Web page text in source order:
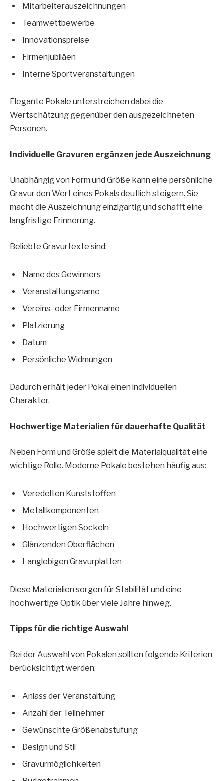
Mitarbeiterauszeichnungen
Teamwettbewerbe
Innovationspreise
Firmenjubiläen
Interne Sportveranstaltungen
Elegante Pokale unterstreichen dabei die
Wertschätzung gegenüber den ausgezeichneten
Personen.
Individuelle Gravuren ergänzen jede Auszeichnung
Unabhängig von Form und Größe kann eine persönliche
Gravur den Wert eines Pokals deutlich steigern. Sie
macht die Auszeichnung einzigartig und schafft eine
langfristige Erinnerung.
Beliebte Gravurtexte sind:
Name des Gewinners
Veranstaltungsname
Vereins- oder Firmenname
Platzierung
Datum
Persönliche Widmungen
Dadurch erhält jeder Pokal einen individuellen
Charakter.
Hochwertige Materialien für dauerhafte Qualität
Neben Form und Größe spielt die Materialqualität eine
wichtige Rolle. Moderne Pokale bestehen häufig aus:
Veredelten Kunststoffen
Metallkomponenten
Hochwertigen Sockeln
Glänzenden Oberflächen
Langlebigen Gravurplatten
Diese Materialien sorgen für Stabilität und eine
hochwertige Optik über viele Jahre hinweg.
Tipps für die richtige Auswahl
Bei der Auswahl von Pokalen sollten folgende Kriterien
berücksichtigt werden:
Anlass der Veranstaltung
Anzahl der Teilnehmer
Gewünschte Größenabstufung
Design und Stil
Gravurmöglichkeiten